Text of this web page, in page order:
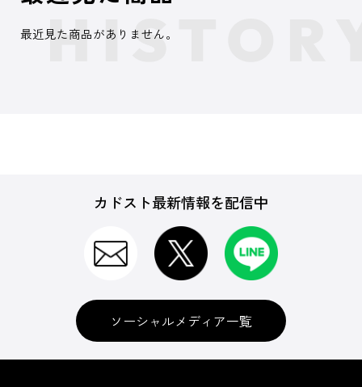
最近見た商品がありません。
カドスト最新情報を配信中
ソーシャルメディア一覧